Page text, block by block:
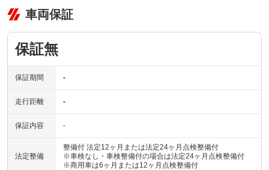
車両保証
保証無
保証期間 -
走行距離 -
保証内容 -
法定整備
整備付 法定12ヶ月または法定24ヶ月点検整備付
※車検なし・車検整備付の場合は法定24ヶ月点検整備付
※商用車は6ヶ月または12ヶ月点検整備付